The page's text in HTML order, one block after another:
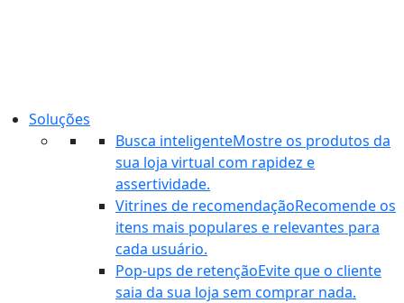
Soluções
Busca inteligenteMostre os produtos da
sua loja virtual com rapidez e
assertividade.
Vitrines de recomendaçãoRecomende os
itens mais populares e relevantes para
cada usuário.
Pop-ups de retençãoEvite que o cliente
saia da sua loja sem comprar nada.